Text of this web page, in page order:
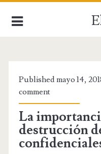
Published mayo 14,
comment
La
destrucción